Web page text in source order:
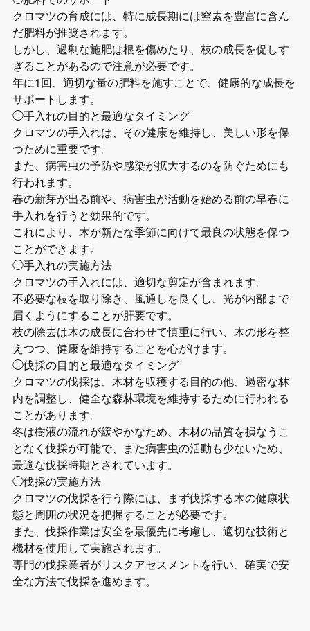
クロマツの育成には、特に成長期には窒素を豊富に含ん
だ肥料が推奨されます。
しかし、過剰な施肥は根を傷めたり、枝の成長を促しす
ぎることがあるので注意が必要です。
年に1回、適切な量の肥料を施すことで、健康的な成長を
サポートします。
◯手入れの目的と最適なタイミング
クロマツの手入れは、その健康を維持し、美しい形を保
つために重要です。
また、病害虫の予防や感染が拡大するのを防ぐためにも
行われます。
春の新芽が出る前や、病害虫が活動を始める前の早春に
手入れを行うと効果的です。
これにより、木が新たな季節に向けて最良の状態を保つ
ことができます。
◯手入れの実施方法
クロマツの手入れには、適切な剪定が含まれます。
不必要な枝を取り除き、風通しを良くし、光が内部まで
届くようにすることが肝要です。
枝の除去は木の成長に合わせて慎重に行い、木の形を整
えつつ、健康を維持することを心がけます。
◯伐採の目的と最適なタイミング
クロマツの伐採は、木材を収穫する目的の他、過密な林
内を調整し、健全な森林環境を維持するために行われる
ことがあります。
冬は樹液の流れが緩やかなため、木材の品質を損なうこ
となく伐採が可能で、また病害虫の活動も少ないため、
最適な伐採時期とされています。
◯伐採の実施方法
クロマツの伐採を行う際には、まず伐採する木の健康状
態と周囲の状況を把握することが必要です。
また、伐採作業は安全を最優先に考慮し、適切な技術と
機材を使用して実施されます。
専門の伐採業者がリスクアセスメントを行い、確実で安
全な方法で伐採を進めます。